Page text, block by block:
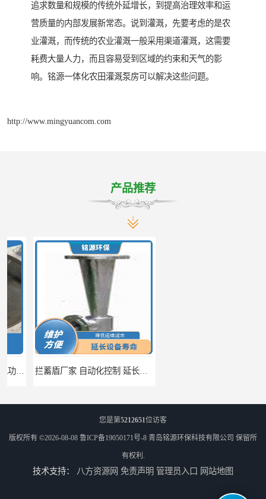
追求数量和规模的传统外延增长，到提高治理效率和运
营质量的内部发展新常态。说到灌溉，先要考虑的是农
业灌溉，而传统的农业灌溉一般采用渠道灌溉，这需要
耗费大量人力，而且容易受到区域的约束和天气的影
响。铭源一体化农田灌溉泵房可以解决这些问题。
http://www.mingyuancom.com
产品推荐
拦蓄盾厂家 自动化控制 延长其使用寿命
您是第5212651位访客
版权所有 ©2026-08-08 鲁ICP备19050171号-8 青岛铭源环保科技有限公司 保留所
有权利.
技术支持： 八方资源网 免责声明 管理员入口 网站地图